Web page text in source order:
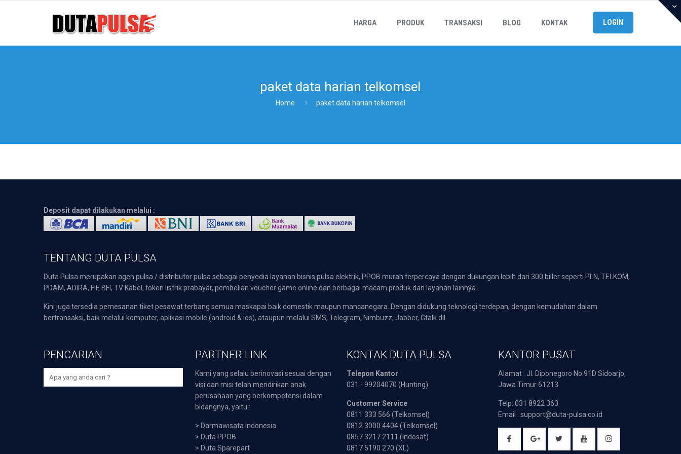
HARGA PRODUK TRANSAKSI BLOG KONTAK LOGIN
paket data harian telkomsel
Home paket data harian telkomsel
Deposit dapat dilakukan melalui :
TENTANG DUTA PULSA
Duta Pulsa merupakan agen pulsa / distributor pulsa sebagai penyedia layanan bisnis pulsa elektrik, PPOB murah terpercaya dengan dukungan lebih dari 300 biller seperti PLN, TELKOM,
PDAM, ADIRA, FIF, BFI, TV Kabel, token listrik prabayar, pembelian voucher game online dan berbagai macam produk dan layanan lainnya.
Kini juga tersedia pemesanan tiket pesawat terbang semua maskapai baik domestik maupun mancanegara. Dengan didukung teknologi terdepan, dengan kemudahan dalam
bertransaksi, baik melalui komputer, aplikasi mobile (android & ios), ataupun melalui SMS, Telegram, Nimbuzz, Jabber, Gtalk dll.
PENCARIAN PARTNER LINK
Kami yang selalu berinovasi sesuai dengan
visi dan misi telah mendirikan anak
perusahaan yang berkompetensi dalam
bidangnya, yaitu :
> Darmawisata Indonesia
> Duta PPOB
> Duta Sparepart
KONTAK DUTA PULSA
Telepon Kantor
031 - 99204070 (Hunting)
Customer Service
0811 333 566 (Telkomsel)
0812 3000 4404 (Telkomsel)
0857 3217 2111 (Indosat)
0817 5190 270 (XL)
KANTOR PUSAT
Alamat : Jl. Diponegoro No.91D Sidoarjo,
Jawa Timur 61213.
Telp: 031 8922 363
Email : support@duta-pulsa.co.id